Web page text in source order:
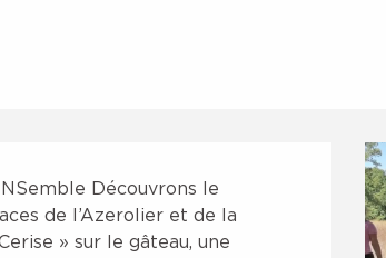
Découvrons le
de l’Azerolier et de la
» sur le gâteau, une